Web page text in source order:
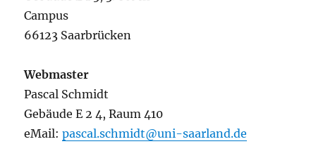
Campus
66123 Saarbrücken
Webmaster
Pascal Schmidt
Gebäude E 2 4, Raum 410
eMail:pascal.schmidt@uni-saarland.de